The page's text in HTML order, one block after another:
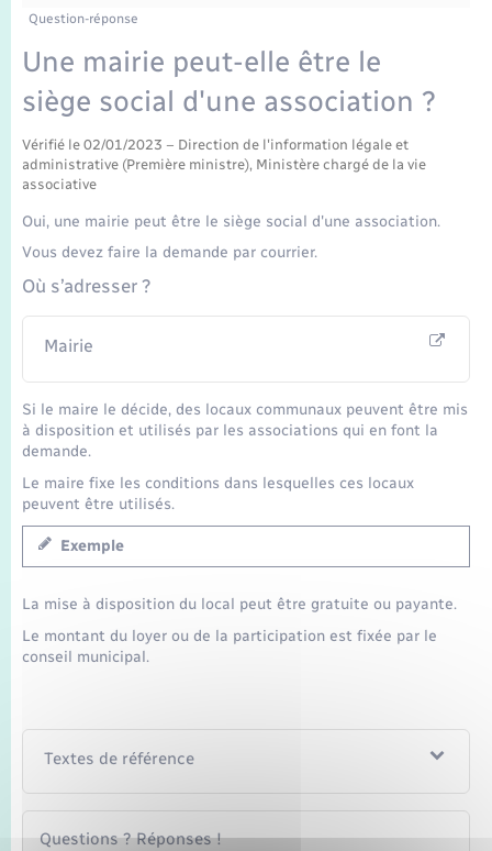
Mariage – PACS
Parrainage civil
Recensement
Question-réponse
Une mairie peut-elle être le
siège social d'une association ?
Vérifié le 02/01/2023 – Direction de l'information légale et
administrative (Première ministre), Ministère chargé de la vie
associative
Oui, une mairie peut être le siège social d'une association.
Vous devez faire la demande par courrier.
Où s’adresser ?
Mairie
Si le maire le décide, des locaux communaux peuvent être mis
à disposition et utilisés par les associations qui en font la
demande.
Le maire fixe les conditions dans lesquelles ces locaux
peuvent être utilisés.
Exemple
La mise à disposition du local peut être gratuite ou payante.
Le montant du loyer ou de la participation est fixée par le
conseil municipal.
Textes de référence
Questions ? Réponses !